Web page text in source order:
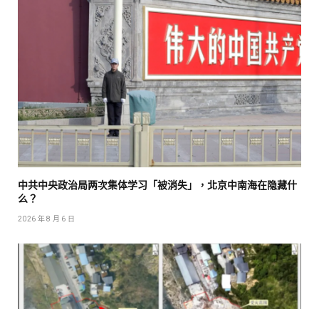
中共中央政治局两次集体学习「被消失」，北京中南海在隐藏什
么？
2026 年 8 月 6 日